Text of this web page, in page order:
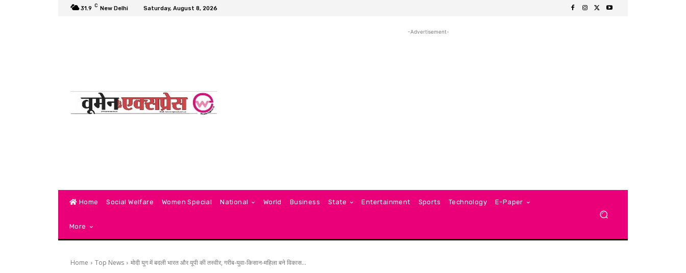
31.9 C New Delhi Saturday, August 8, 2026
-Advertisement-
Home Social Welfare Women Special National World Business State Entertainment Sports Technology E-Paper
More
Home Top News मोदी युग में बदली भारत और यूपी की तस्वीर, गरीब-युवा-किसान-महिला बने विकास...